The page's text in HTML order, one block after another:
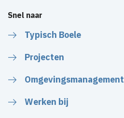
Snel naar
Typisch Boele
Projecten
Omgevingsmanagement
Werken bij